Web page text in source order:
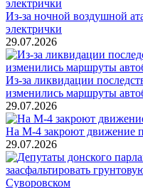
Из-за ночной воздушной
электрички
29.07.2026
Из-за ликвидации
изменились маршруты
29.07.2026
На М-4 закроют движение
29.07.2026